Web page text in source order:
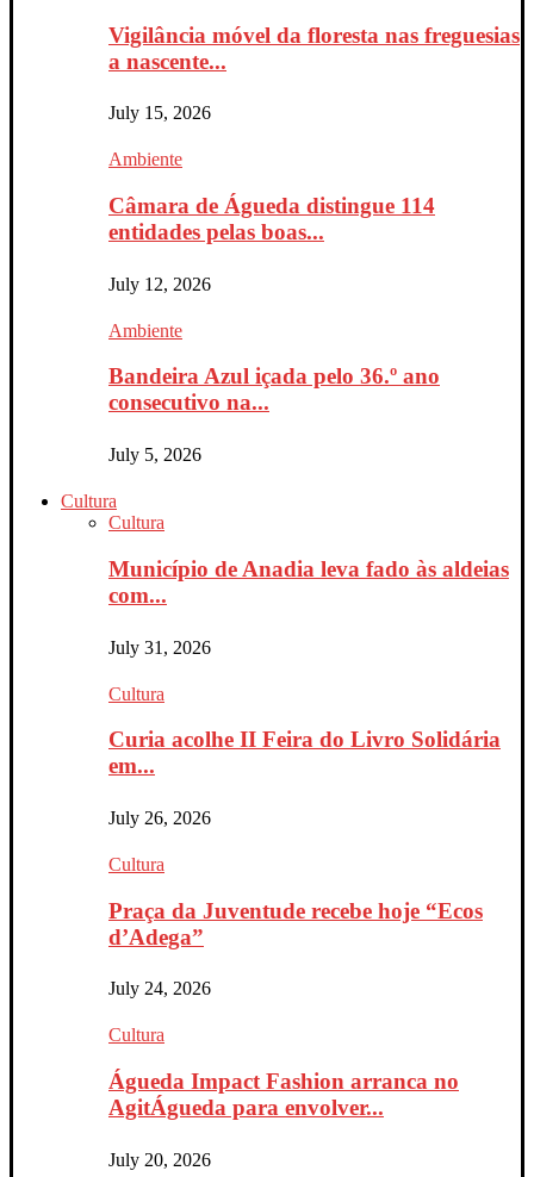
Vigilância móvel da floresta nas freguesias
a nascente...
July 15, 2026
Ambiente
Câmara de Águeda distingue 114
entidades pelas boas...
July 12, 2026
Ambiente
Bandeira Azul içada pelo 36.º ano
consecutivo na...
July 5, 2026
Cultura
Cultura
Município de Anadia leva fado às aldeias
com...
July 31, 2026
Cultura
Curia acolhe II Feira do Livro Solidária
em...
July 26, 2026
Cultura
Praça da Juventude recebe hoje “Ecos
d’Adega”
July 24, 2026
Cultura
Águeda Impact Fashion arranca no
AgitÁgueda para envolver...
July 20, 2026